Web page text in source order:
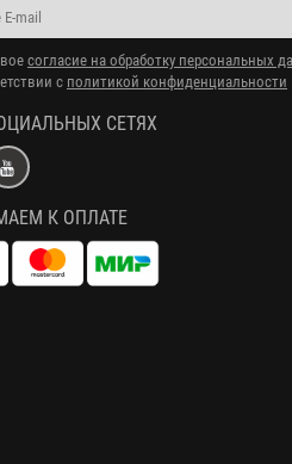
согласие на обработку персональных
с политикой конфиденциальности
СЕТЯХ
К ОПЛАТЕ